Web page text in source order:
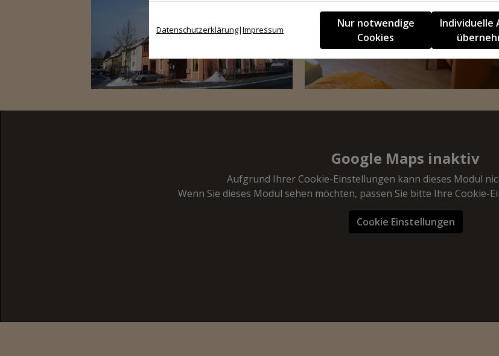
Google Maps inaktiv
Aufgrund Ihrer Cookie-Einstellungen kann dieses Modul
Wenn Sie dieses Modul sehen möchten, passen Sie bitte Ihre Cookie-
Cookie Einstellungen
Datenschutzerklärung|Impressum
Nur notwendige
Cookies
Individuelle